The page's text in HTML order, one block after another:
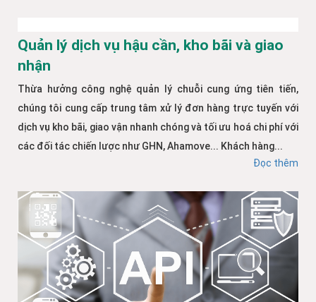
Quản lý dịch vụ hậu cần, kho bãi và giao
nhận
Thừa hưởng công nghệ quản lý chuỗi cung ứng tiên tiến,
chúng tôi cung cấp trung tâm xử lý đơn hàng trực tuyến với
dịch vụ kho bãi, giao vận nhanh chóng và tối ưu hoá chi phí với
các đối tác chiến lược như GHN, Ahamove... Khách hàng...
Đọc thêm